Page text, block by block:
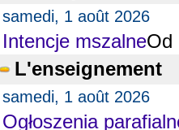
samedi, 1 août 2026
Intencje mszalneOd
L'enseignement
samedi, 1 août 2026
Ogłoszenia